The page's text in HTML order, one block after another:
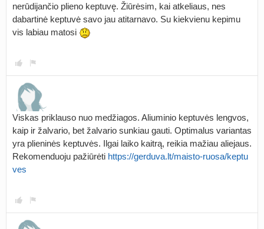
nerūdijančio plieno keptuvę. Žiūrėsim, kai atkeliaus, nes
dabartinė keptuvė savo jau atitarnavo. Su kiekvienu kepimu
vis labiau matosi
Viskas priklauso nuo medžiagos. Aliuminio keptuvės lengvos,
kaip ir žalvario, bet žalvario sunkiau gauti. Optimalus variantas
yra plieninės keptuvės. Ilgai laiko kaitrą, reikia mažiau aliejaus.
Rekomenduoju pažiūrėti https://gerduva.lt/maisto-ruosa/keptu
ves